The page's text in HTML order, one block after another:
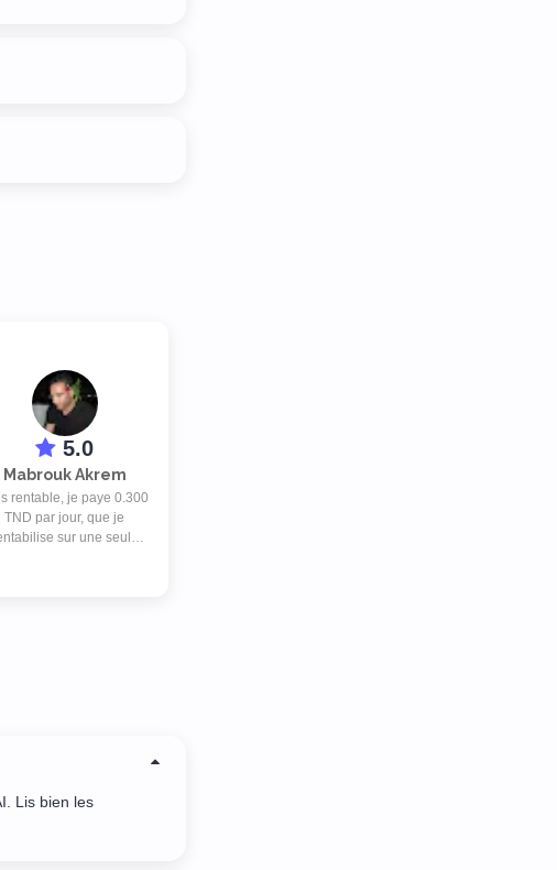
5.0
Mabrouk Akrem
rentable, je paye 0.300
TND par jour, que je
sur une seule
Lis bien les